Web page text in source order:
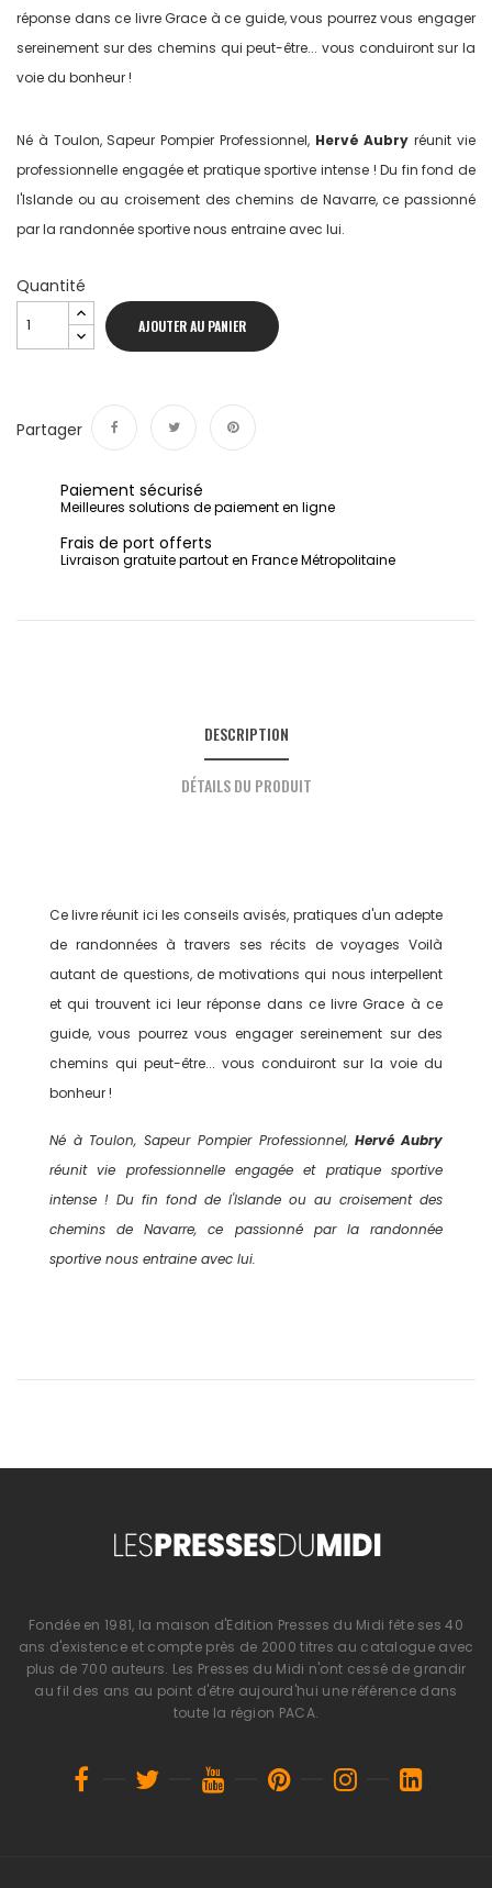
réponse dans ce livre Grace à ce guide, vous pourrez vous engager
sereinement sur des chemins qui peut-être... vous conduiront sur la
voie du bonheur !
Né à Toulon, Sapeur Pompier Professionnel, Hervé Aubry réunit vie
professionnelle engagée et pratique sportive intense ! Du fin fond de
l'Islande ou au croisement des chemins de Navarre, ce passionné
par la randonnée sportive nous entraine avec lui.
Quantité
AJOUTER AU PANIER
Partager
Paiement sécurisé
Meilleures solutions de paiement en ligne
Frais de port offerts
Livraison gratuite partout en France Métropolitaine
DESCRIPTION
DÉTAILS DU PRODUIT
Ce livre réunit ici les conseils avisés, pratiques d'un adepte
de randonnées à travers ses récits de voyages Voilà
autant de questions, de motivations qui nous interpellent
et qui trouvent ici leur réponse dans ce livre Grace à ce
guide, vous pourrez vous engager sereinement sur des
chemins qui peut-être... vous conduiront sur la voie du
bonheur !
Né à Toulon, Sapeur Pompier Professionnel,Hervé Aubry
réunit vie professionnelle engagée et pratique sportive
intense ! Du fin fond de l'Islande ou au croisement des
chemins de Navarre, ce passionné par la randonnée
sportive nous entraine avec lui.
Fondée en 1981, la maison d'Edition Presses du Midi fête ses 40
ans d'existence et compte près de 2000 titres au catalogue avec
plus de 700 auteurs. Les Presses du Midi n'ont cessé de grandir
au fil des ans au point d'être aujourd'hui une référence dans
toute la région PACA.